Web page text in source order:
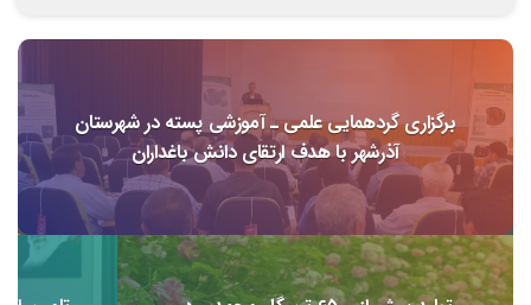
برگزاری گردهمایی علمی ـ آموزشی پسته در شهرستان
آذرشهر با هدف ارتقای دانش باغداران